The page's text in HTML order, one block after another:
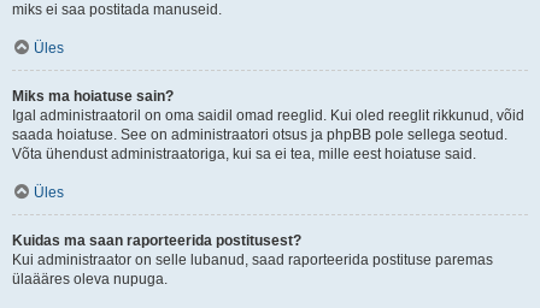
miks ei saa postitada manuseid.
Üles
Miks ma hoiatuse sain?
Igal administraatoril on oma saidil omad reeglid. Kui oled reeglit rikkunud, võid
saada hoiatuse. See on administraatori otsus ja phpBB pole sellega seotud.
Võta ühendust administraatoriga, kui sa ei tea, mille eest hoiatuse said.
Üles
Kuidas ma saan raporteerida postitusest?
Kui administraator on selle lubanud, saad raporteerida postituse paremas
ülaääres oleva nupuga.